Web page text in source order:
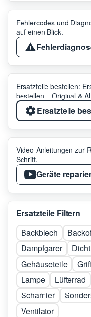
Fehlercodes und
auf einen Blick.
Ersatzteile bestellen:
bestellen – Original &
Ersatzteile
Video-Anleitungen zur
Schritt.
Geräte
Ersatzteile Filtern
Backblech
Dampfgarer
Gehäuseteile
Lampe
Lüfterrad
Scharnier
Ventilator